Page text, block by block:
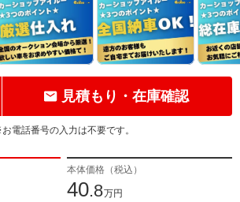
見積もり・在庫確認
電話番号の入力は不要です。
本体価格（税込）
40.8万円